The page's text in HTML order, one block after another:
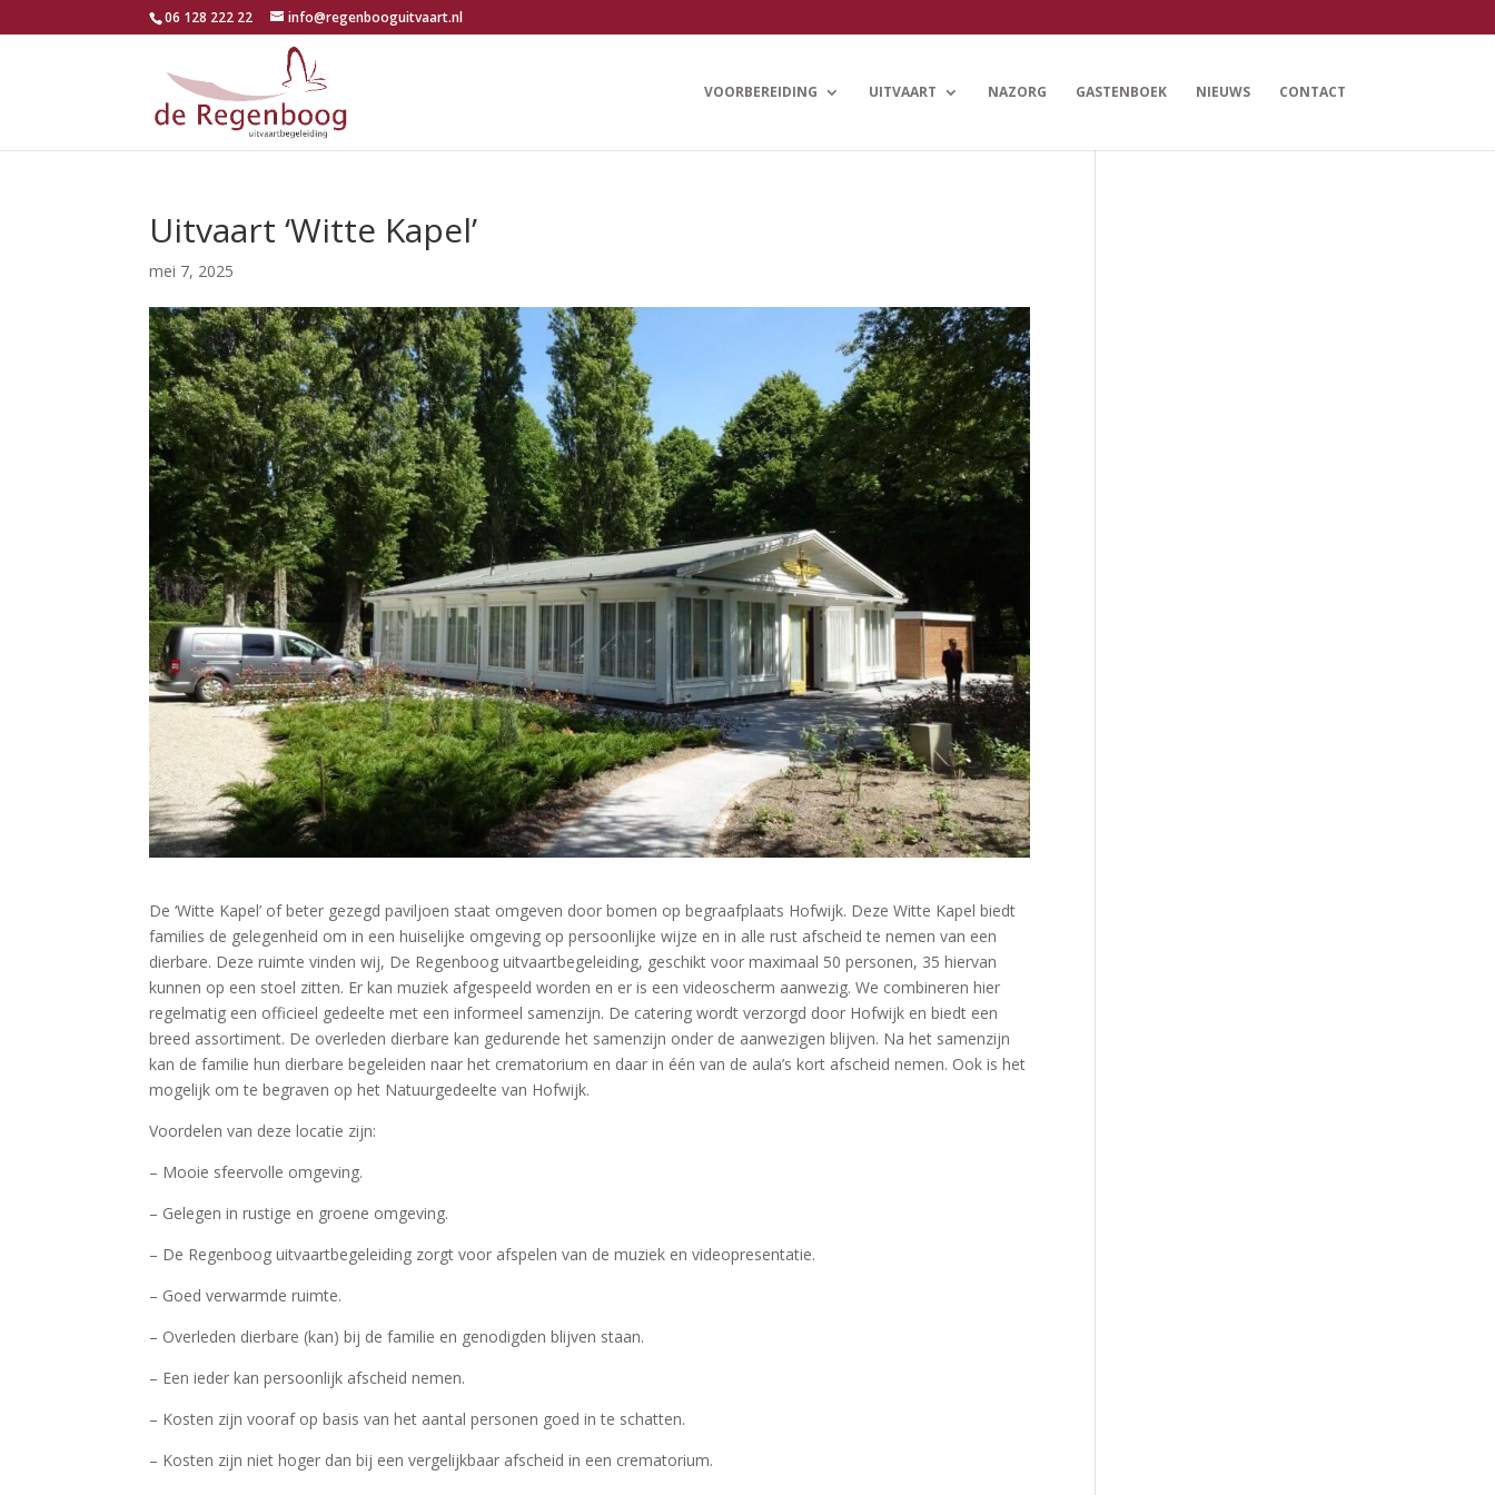
06 128 222 22 info@regenbooguitvaart.nl
VOORBEREIDING UITVAART NAZORG GASTENBOEK NIEUWS CONTACT
Uitvaart ‘Witte Kapel’
mei 7, 2025
De ‘Witte Kapel’ of beter gezegd paviljoen staat omgeven door bomen op begraafplaats Hofwijk. Deze Witte Kapel biedt
families de gelegenheid om in een huiselijke omgeving op persoonlijke wijze en in alle rust afscheid te nemen van een
dierbare. Deze ruimte vinden wij, De Regenboog uitvaartbegeleiding, geschikt voor maximaal 50 personen, 35 hiervan
kunnen op een stoel zitten. Er kan muziek afgespeeld worden en er is een videoscherm aanwezig. We combineren hier
regelmatig een officieel gedeelte met een informeel samenzijn. De catering wordt verzorgd door Hofwijk en biedt een
breed assortiment. De overleden dierbare kan gedurende het samenzijn onder de aanwezigen blijven. Na het samenzijn
kan de familie hun dierbare begeleiden naar het crematorium en daar in één van de aula’s kort afscheid nemen. Ook is het
mogelijk om te begraven op het Natuurgedeelte van Hofwijk.
Voordelen van deze locatie zijn:
– Mooie sfeervolle omgeving.
– Gelegen in rustige en groene omgeving.
– De Regenboog uitvaartbegeleiding zorgt voor afspelen van de muziek en videopresentatie.
– Goed verwarmde ruimte.
– Overleden dierbare (kan) bij de familie en genodigden blijven staan.
– Een ieder kan persoonlijk afscheid nemen.
– Kosten zijn vooraf op basis van het aantal personen goed in te schatten.
– Kosten zijn niet hoger dan bij een vergelijkbaar afscheid in een crematorium.